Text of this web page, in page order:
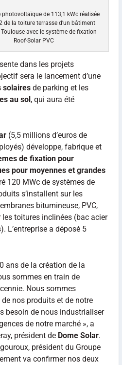
photovoltaïque de 113,1 kWc réalisée
de la toiture terrasse d’un bâtiment
avec le système de fixation
Roof-Solar PVC
dans les projets
sera le lancement d’une
solairesde parking et les
au sol, qui aura été
(5,5 millions d’euros de
développe, fabrique et
de fixation pour
pour moyennes et grandes
120 MWc de systèmes de
s’installent sur les
bitumineuse, PVC,
toitures inclinées (bac acier
L’entreprise a déposé 5
ans de la création de la
sommes en train de
Nous sommes
nos produits et de notre
besoin de nous industrialiser
de notre marché », a
président de Dome Solar.
président du Groupe
va confirmer nos deux